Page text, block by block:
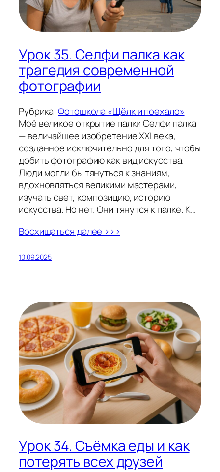
Урок 35. Селфи палка как
трагедия современной
фотографии
Рубрика:Фотошкола «Щёлк и поехало»
Моё великое открытие палки Селфи палка
— величайшее изобретение XXI века,
созданное исключительно для того, чтобы
добить фотографию как вид искусства.
Люди могли бы тянуться к знаниям,
вдохновляться великими мастерами,
изучать свет, композицию, историю
искусства. Но нет. Они тянутся к палке. К…
Восхищаться далее >>>
10.09.2025
Урок 34. Съёмка еды и как
потерять всех друзей